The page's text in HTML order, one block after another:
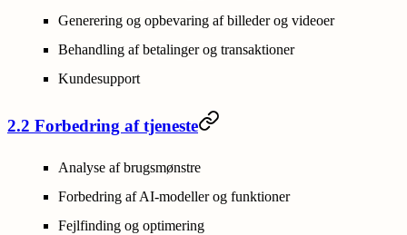
Generering og opbevaring af billeder og videoer
Behandling af betalinger og transaktioner
Kundesupport
2.2 Forbedring af tjeneste
Analyse af brugsmønstre
Forbedring af AI-modeller og funktioner
Fejlfinding og optimering